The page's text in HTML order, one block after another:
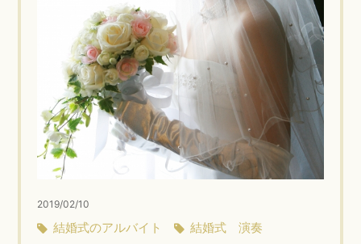
2019/02/10
結婚式のアルバイト
結婚式 演奏